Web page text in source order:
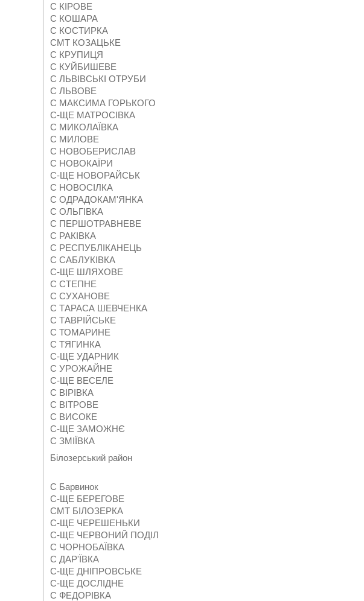
С КІРОВЕ
С КОШАРА
С КОСТИРКА
СМТ КОЗАЦЬКЕ
С КРУПИЦЯ
С КУЙБИШЕВЕ
С ЛЬВІВСЬКІ ОТРУБИ
С ЛЬВОВЕ
С МАКСИМА ГОРЬКОГО
С-ЩЕ МАТРОСІВКА
С МИКОЛАЇВКА
С МИЛОВЕ
С НОВОБЕРИСЛАВ
С НОВОКАЇРИ
С-ЩЕ НОВОРАЙСЬК
С НОВОСІЛКА
С ОДРАДОКАМ'ЯНКА
С ОЛЬГІВКА
С ПЕРШОТРАВНЕВЕ
С РАКІВКА
С РЕСПУБЛІКАНЕЦЬ
С САБЛУКІВКА
С-ЩЕ ШЛЯХОВЕ
С СТЕПНЕ
С СУХАНОВЕ
С ТАРАСА ШЕВЧЕНКА
С ТАВРІЙСЬКЕ
С ТОМАРИНЕ
С ТЯГИНКА
С-ЩЕ УДАРНИК
С УРОЖАЙНЕ
С-ЩЕ ВЕСЕЛЕ
С ВІРІВКА
С ВІТРОВЕ
С ВИСОКЕ
С-ЩЕ ЗАМОЖНЄ
С ЗМІЇВКА
Білозерський район
С Барвинок
С-ЩЕ БЕРЕГОВЕ
СМТ БІЛОЗЕРКА
С-ЩЕ ЧЕРЕШЕНЬКИ
С-ЩЕ ЧЕРВОНИЙ ПОДІЛ
С ЧОРНОБАЇВКА
С ДАР'ЇВКА
С-ЩЕ ДНІПРОВСЬКЕ
С-ЩЕ ДОСЛІДНЕ
С ФЕДОРІВКА